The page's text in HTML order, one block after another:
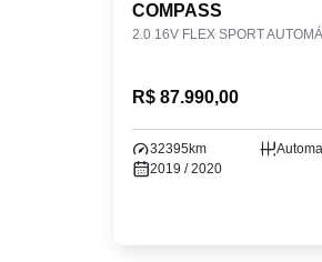
COMPASS
2.0 16V FLEX SPORT
R$ 87.990,00
32395km
2019 / 2020